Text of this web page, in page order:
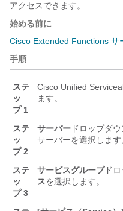
アクセスできます。
始める前に
Cisco Extended Functions サ
手順
ステ
ッ
プ 1
Cisco Unified
ます。
ステ
ッ
プ 2
サーバー ドロップダ
サーバーを選択します
ステ
ッ
プ 3
サービスグループドロ
スを選択します。